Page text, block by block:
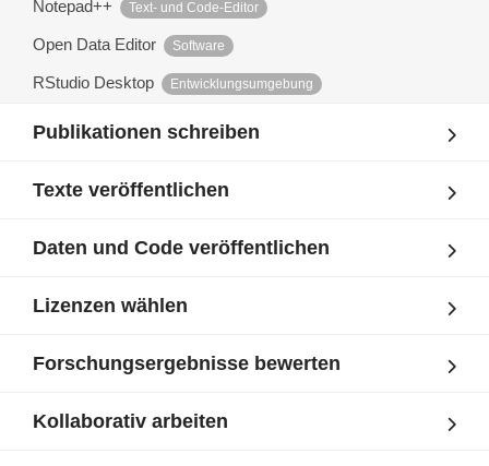
Notepad++ Text- und Code-Editor
Open Data Editor Software
RStudio Desktop Entwicklungsumgebung
Publikationen schreiben
Texte veröffentlichen
Daten und Code veröffentlichen
Lizenzen wählen
Forschungsergebnisse bewerten
Kollaborativ arbeiten